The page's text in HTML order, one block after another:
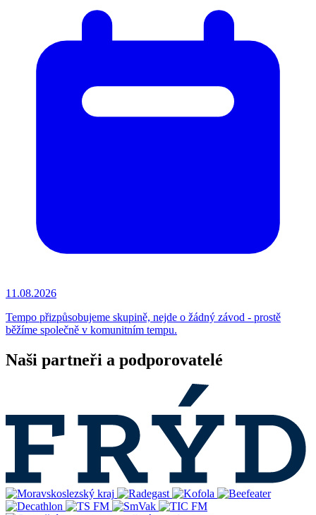
11.08.2026
Tempo přizpůsobujeme skupině, nejde o žádný závod - prostě
běžíme společně v komunitním tempu.
Naši partneři a podporovatelé